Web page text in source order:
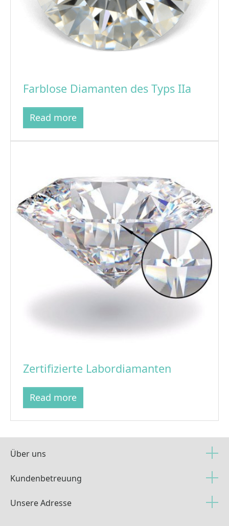
Farblose Diamanten des Typs IIa
Read more
Zertifizierte Labordiamanten
Read more
Über uns
Kundenbetreuung
Unsere Adresse